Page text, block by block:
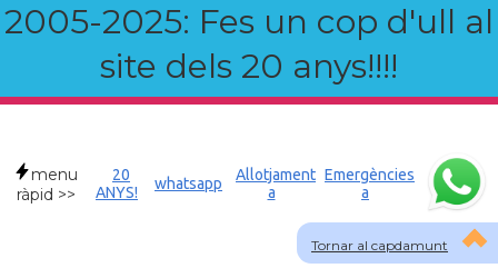
2005-2025: Fes un cop d'ull al
site dels 20 anys!!!!
Tornar al capdamunt
menu
ràpid >>
20
ANYS!
whatsapp
Allotjament
a
Emergències
a